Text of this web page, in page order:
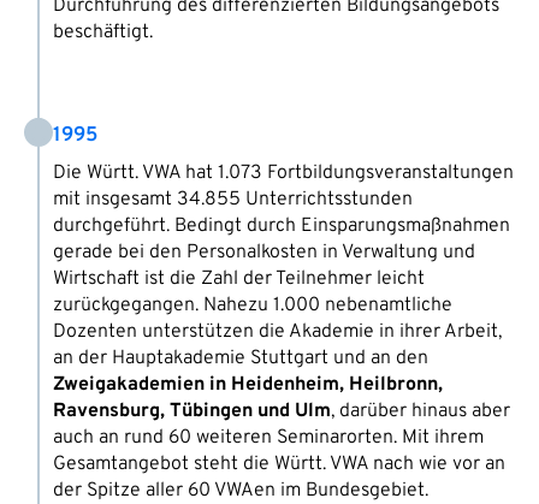
Durchführung des differenzierten Bildungsangebots
beschäftigt.
1995
Die Württ. VWA hat 1.073 Fortbildungsveranstaltungen
mit insgesamt 34.855 Unterrichtsstunden
durchgeführt. Bedingt durch Einsparungsmaßnahmen
gerade bei den Personalkosten in Verwaltung und
Wirtschaft ist die Zahl der Teilnehmer leicht
zurückgegangen. Nahezu 1.000 nebenamtliche
Dozenten unterstützen die Akademie in ihrer Arbeit,
an der Hauptakademie Stuttgart und an den
Zweigakademien in Heidenheim, Heilbronn,
Ravensburg, Tübingen und Ulm, darüber hinaus aber
auch an rund 60 weiteren Seminarorten. Mit ihrem
Gesamtangebot steht die Württ. VWA nach wie vor an
der Spitze aller 60 VWAen im Bundesgebiet.